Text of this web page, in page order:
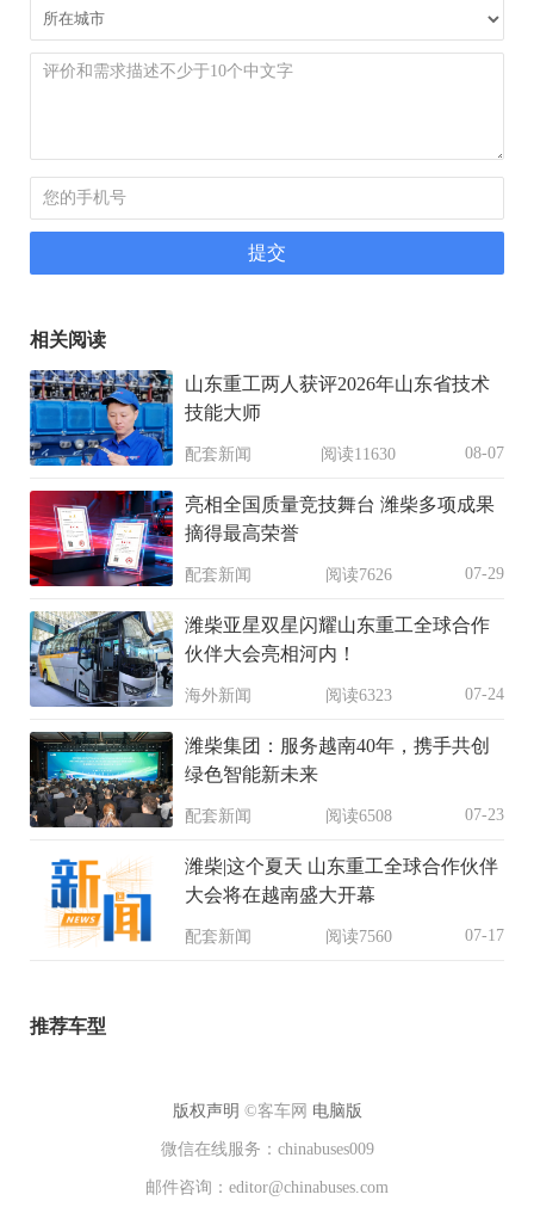
相关阅读
山东重工两人获评2026年山东省技术
技能大师
配套新闻 阅读11630 08-07
亮相全国质量竞技舞台 潍柴多项成果
摘得最高荣誉
配套新闻 阅读7626 07-29
潍柴亚星双星闪耀山东重工全球合作
伙伴大会亮相河内！
海外新闻 阅读6323 07-24
潍柴集团：服务越南40年，携手共创
绿色智能新未来
配套新闻 阅读6508 07-23
潍柴|这个夏天 山东重工全球合作伙伴
大会将在越南盛大开幕
配套新闻 阅读7560 07-17
推荐车型
版权声明 ©客车网 电脑版
微信在线服务：chinabuses009
邮件咨询：editor@chinabuses.com